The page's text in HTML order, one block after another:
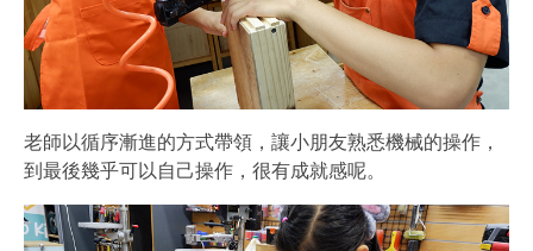
老師以循序漸進的方式帶領，讓小朋友熟悉機械的操作，
到最後幾乎可以自己操作，很有成就感呢。